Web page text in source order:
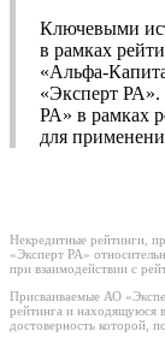
Ключевыми
в рамках
«Альфа-
«Эксперт
РА» в рамках
для
Некредитные рейтинги,
«Эксперт РА»
при взаимодействии с
Присваиваемые АО
рейтинга и находящуюся
достоверность которой,